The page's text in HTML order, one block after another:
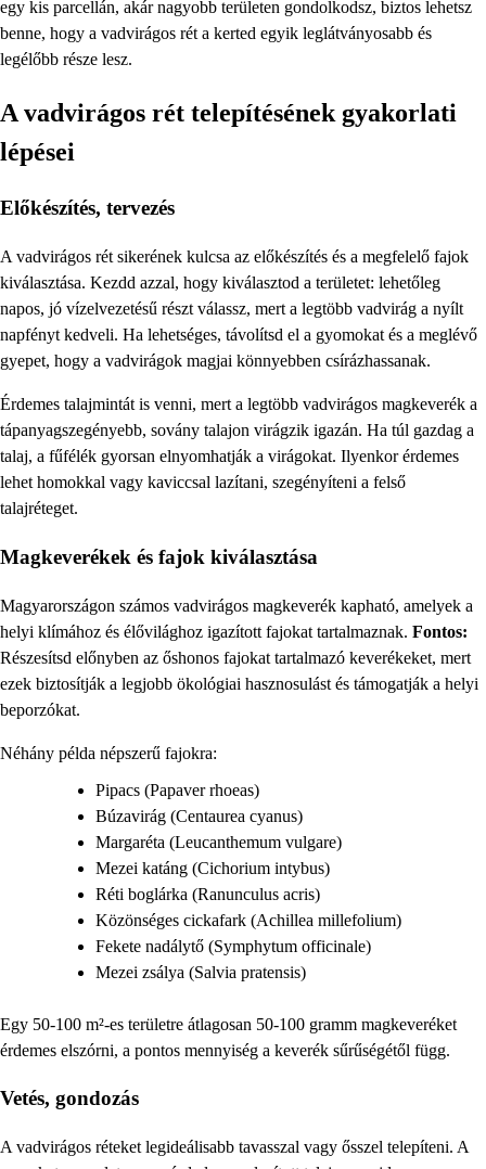
egy kis parcellán, akár nagyobb területen gondolkodsz, biztos lehetsz
benne, hogy a vadvirágos rét a kerted egyik leglátványosabb és
legélőbb része lesz.
A vadvirágos rét telepítésének gyakorlati
lépései
Előkészítés, tervezés
A vadvirágos rét sikerének kulcsa az előkészítés és a megfelelő fajok
kiválasztása. Kezdd azzal, hogy kiválasztod a területet: lehetőleg
napos, jó vízelvezetésű részt válassz, mert a legtöbb vadvirág a nyílt
napfényt kedveli. Ha lehetséges, távolítsd el a gyomokat és a meglévő
gyepet, hogy a vadvirágok magjai könnyebben csírázhassanak.
Érdemes talajmintát is venni, mert a legtöbb vadvirágos magkeverék a
tápanyagszegényebb, sovány talajon virágzik igazán. Ha túl gazdag a
talaj, a fűfélék gyorsan elnyomhatják a virágokat. Ilyenkor érdemes
lehet homokkal vagy kaviccsal lazítani, szegényíteni a felső
talajréteget.
Magkeverékek és fajok kiválasztása
Magyarországon számos vadvirágos magkeverék kapható, amelyek a
helyi klímához és élővilághoz igazított fajokat tartalmaznak. Fontos:
Részesítsd előnyben az őshonos fajokat tartalmazó keverékeket, mert
ezek biztosítják a legjobb ökológiai hasznosulást és támogatják a helyi
beporzókat.
Néhány példa népszerű fajokra:
Pipacs (Papaver rhoeas)
Búzavirág (Centaurea cyanus)
Margaréta (Leucanthemum vulgare)
Mezei katáng (Cichorium intybus)
Réti boglárka (Ranunculus acris)
Közönséges cickafark (Achillea millefolium)
Fekete nadálytő (Symphytum officinale)
Mezei zsálya (Salvia pratensis)
Egy 50-100 m²-es területre átlagosan 50-100 gramm magkeveréket
érdemes elszórni, a pontos mennyiség a keverék sűrűségétől függ.
Vetés, gondozás
A vadvirágos réteket legideálisabb tavasszal vagy ősszel telepíteni. A